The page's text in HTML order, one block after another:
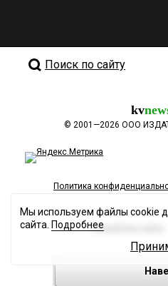
Поиск по сайту
kv
© 2001—2026 ООО
Политика
Разработка сайта
Мы используем файлы cookie
сайта. Подробнее